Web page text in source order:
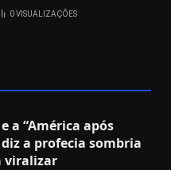
0VISUALIZAÇÕES
a “América após
diz a profecia sombria
viralizar